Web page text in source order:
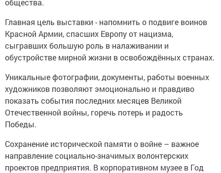
общества.
Главная цель выставки - напомнить о подвиге воинов
Красной Армии, спасших Европу от нацизма,
сыгравших большую роль в налаживании и
обустройстве мирной жизни в освобождённых странах.
Уникальные фотографии, документы, работы военных
художников позволяют эмоционально и правдиво
показать события последних месяцев Великой
Отечественной войны, горечь потерь и радость
Победы.
Сохранение исторической памяти о войне – важное
направление социально-значимых волонтерских
проектов предприятия. В корпоративном музее в Год